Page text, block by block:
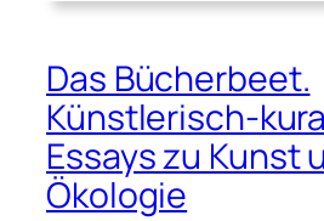
Das Bücherbeet.
Künstlerisch-
Essays zu Kunst
Ökologie